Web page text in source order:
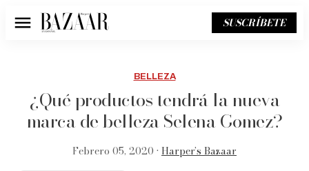
Menú SUSCRÍBETE
BELLEZA
¿Qué productos tendrá la nueva
marca de belleza Selena Gomez?
Febrero 05, 2020 • Harper’s Bazaar